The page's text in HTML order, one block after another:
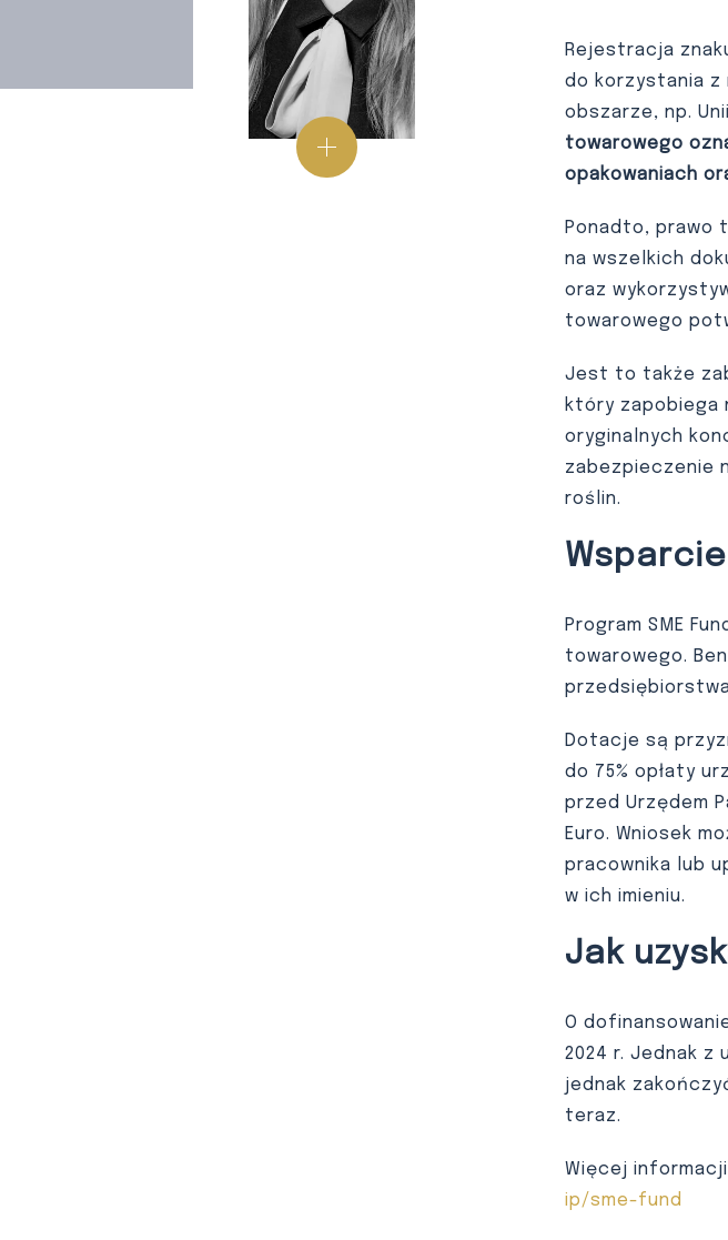
Rejestracja
do korzystania z
obszarze, np.
towarowego
opakowaniach
Ponadto, prawo
na wszelkich
oraz
towarowego
Jest to także
który zapobiega
oryginalnych
zabezpieczenie
roślin.
Program SME
towarowego.
Dotacje są
do 75% opłaty
przed Urzędem
Euro. Wniosek
pracownika lub
w ich imieniu.
Jak
O
2024 r. Jednak z
jednak
teraz.
Więcej
ip/sme-fund